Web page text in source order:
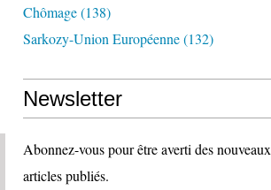
Chômage(138)
Sarkozy-Union Européenne(132)
Newsletter
Abonnez-vous pour être averti des nouveaux
articles publiés.